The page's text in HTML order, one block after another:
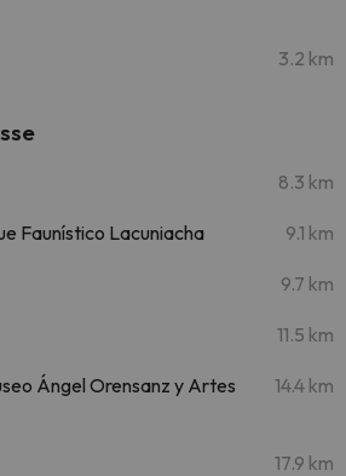
3.2 km
8.3 km
Faunístico Lacuniacha 9.1 km
9.7 km
11.5 km
Ángel Orensanz y Artes
14.4 km
17.9 km